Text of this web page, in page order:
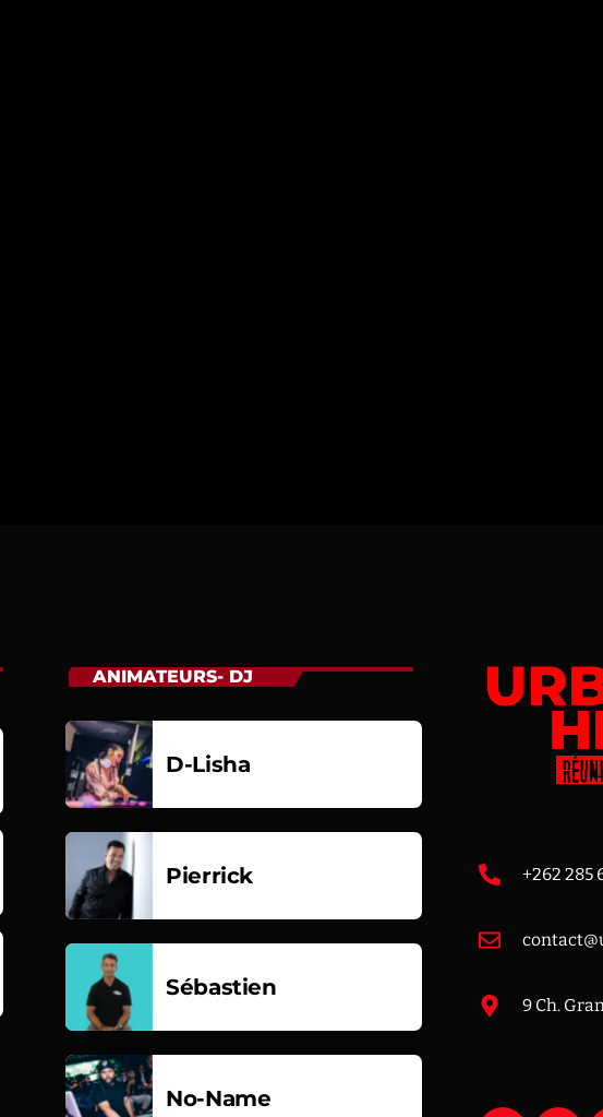
ANIMATEURS- DJ
D-Lisha
Pierrick
Sébastien
No-Name
+262 285
9 Ch.